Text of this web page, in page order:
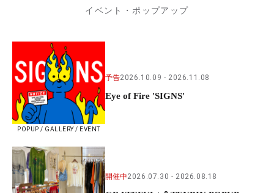
イベント・ポップアップ
POPUP / GALLERY / EVENT
予告2026.10.09 2026.11.08
Eye of Fire 'SIGNS'
開催中2026.07.30 2026.08.18